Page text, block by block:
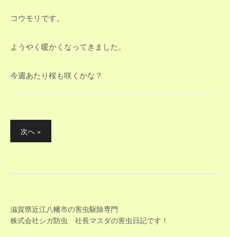
コウモリです。
ようやく暖かくなってきました。
今週あたり桜も咲くかな？
投
稿
ー
次へ »
滋賀県近江八幡市の害虫駆除専門
株式会社シガ防虫 社長マスダの害虫日記です！